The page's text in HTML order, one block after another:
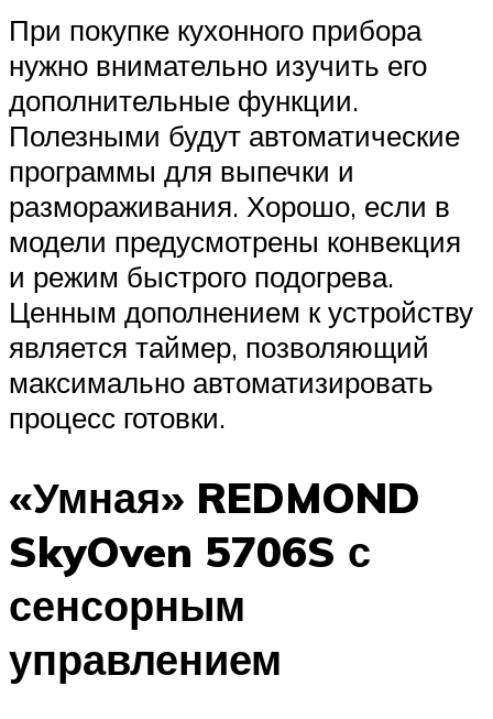
При покупке кухонного прибора
нужно внимательно изучить его
дополнительные функции.
Полезными будут автоматические
программы для выпечки и
размораживания. Хорошо, если в
модели предусмотрены конвекция
и режим быстрого подогрева.
Ценным дополнением к устройству
является таймер, позволяющий
максимально автоматизировать
процесс готовки.
«Умная» REDMOND
SkyOven 5706S с
сенсорным
управлением